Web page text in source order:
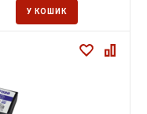
У КОШИК